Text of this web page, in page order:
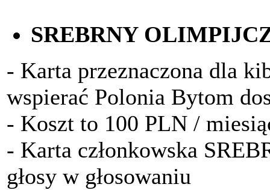
SREBRNY
- Karta przeznaczona dla
wspierać Polonia Bytom
- Koszt to 100 PLN /
- Karta członkowska
głosy w głosowaniu